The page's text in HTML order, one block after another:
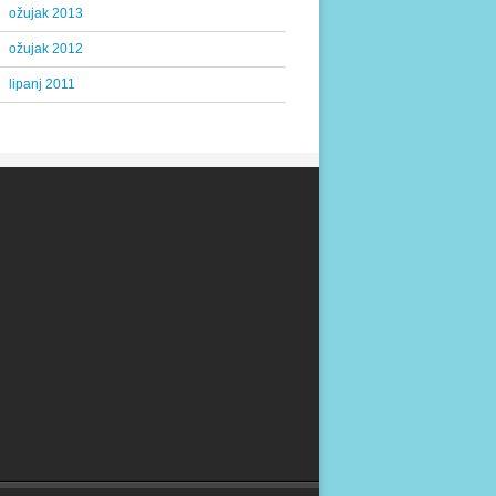
ožujak 2013
ožujak 2012
lipanj 2011